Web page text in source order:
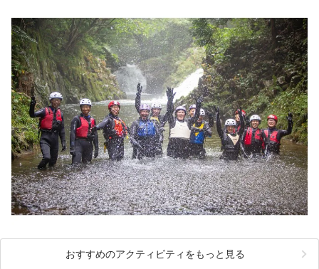
おすすめのアクティビティをもっと見る